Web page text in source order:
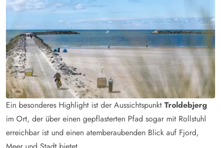
Ein besonderes Highlight ist der Aussichtspunkt Troldebjerg
im Ort, der über einen gepflasterten Pfad sogar mit Rollstuhl
erreichbar ist und einen atemberaubenden Blick auf Fjord,